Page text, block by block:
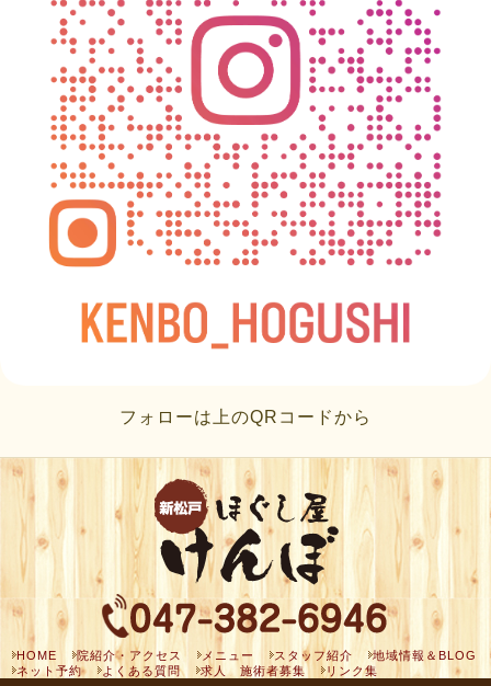
フォローは上のQRコードから
HOME 院紹介・アクセス メニュー スタッフ紹介
地域情報＆BLOG
ネット予約
よくある質問 求人 施術者募集 リンク集